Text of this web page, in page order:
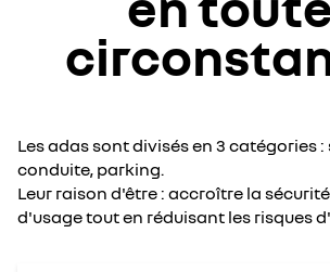
Les adas sont divisés en 3 catégories :
conduite, parking.
Leur raison d'être : accroître la
d'usage tout en réduisant les risques